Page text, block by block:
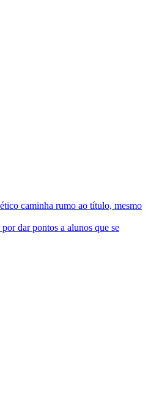
caminha rumo ao título, mesmo
dar pontos a alunos que se